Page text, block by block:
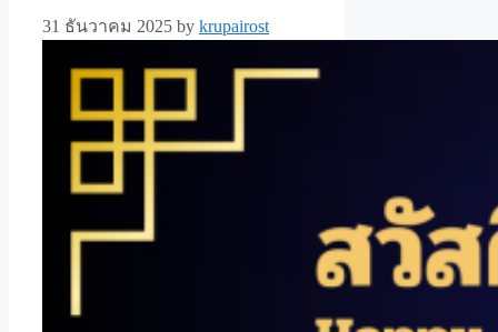
31 ธันวาคม 2025 by krupairost